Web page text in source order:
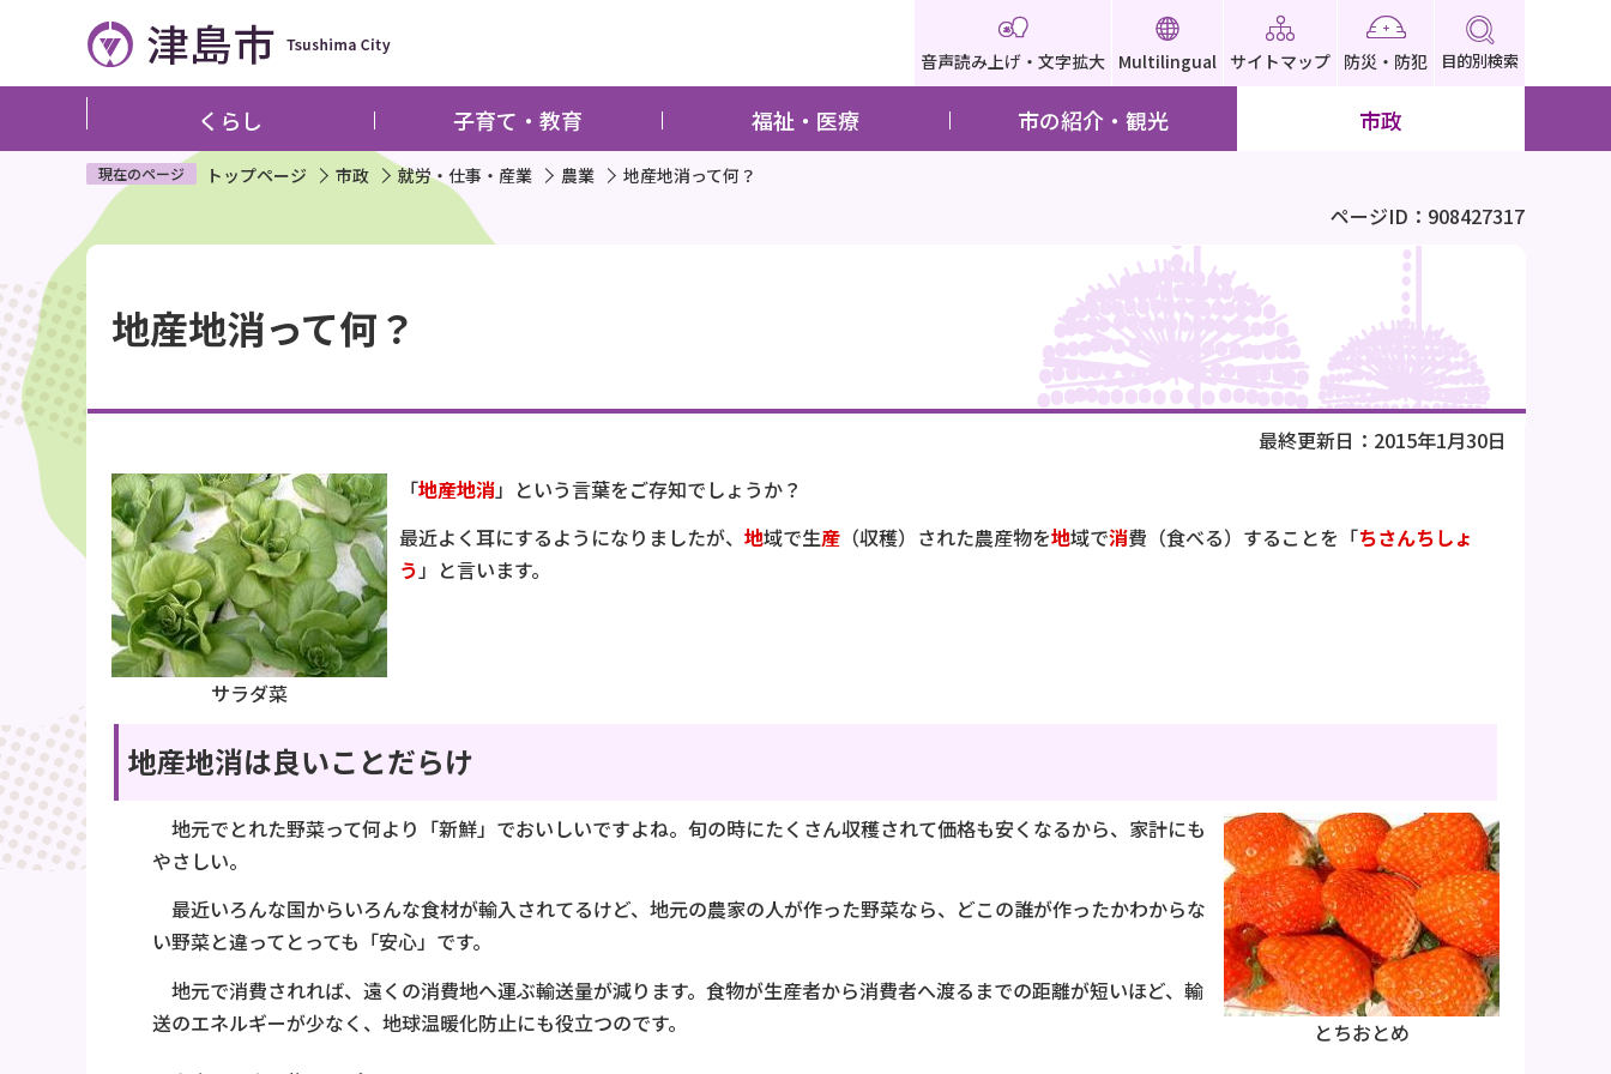
ペ
ジ
す
音声読み上げ・文字拡大 Multilingual サイトマップ 防災・防犯 目的別検索
くらし 子育て・教育 福祉・医療 市の紹介・観光 市政
現在のページ トップページ 市政 就労・仕事・産業 農業 地産地消って何？
ページID：908427317
文
こ
こ
か
ら
地産地消って何？
最終更新日：2015年1月30日
サラダ菜
「地産地消」という言葉をご存知でしょうか？
最近よく耳にするようになりましたが、 地域で生産 （収穫）された農産物を地域で消費（食べる）することを「ちさんちしょ
う」と言います。
地産地消は良いことだらけ
とちおとめ
地元でとれた野菜って何より「新鮮」でおいしいですよね。旬の時にたくさん収穫されて価格も安くなるから、家計にも
やさしい。
最近いろんな国からいろんな食材が輸入されてるけど、地元の農家の人が作った野菜なら、どこの誰が作ったかわからな
い野菜と違ってとっても「安心」です。
地元で消費されれば、遠くの消費地へ運ぶ輸送量が減ります。食物が生産者から消費者へ渡るまでの距離が短いほど、輸
送のエネルギーが少なく、地球温暖化防止にも役立つのです。